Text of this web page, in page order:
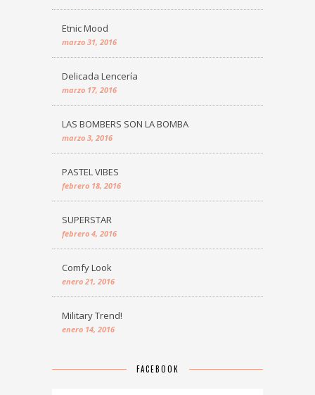
Etnic Mood
marzo 31, 2016
Delicada Lencería
marzo 17, 2016
LAS BOMBERS SON LA BOMBA
marzo 3, 2016
PASTEL VIBES
febrero 18, 2016
SUPERSTAR
febrero 4, 2016
Comfy Look
enero 21, 2016
Military Trend!
enero 14, 2016
FACEBOOK